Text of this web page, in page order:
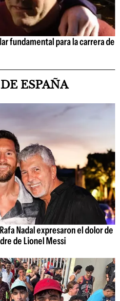
fundamental para la carrera de
ESPAÑA
Nadal expresaron el dolor de
de Lionel Messi